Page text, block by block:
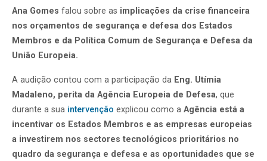
Ana Gomes falou sobre as implicações da crise financeira
nos orçamentos de segurança e defesa dos Estados
Membros e da Política Comum de Segurança e Defesa da
União Europeia.
A audição contou com a participação da Eng. Utímia
Madaleno, perita da Agência Europeia de Defesa, que
durante a sua intervenção explicou como a Agência está a
incentivar os Estados Membros e as empresas europeias
a investirem nos sectores tecnológicos prioritários no
quadro da segurança e defesa e as oportunidades que se